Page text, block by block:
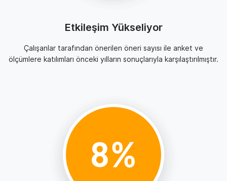
Etkileşim Yükseliyor
Çalışanlar tarafından önerilen öneri sayısı ile anket ve
ölçümlere katılımları önceki yılların sonuçlarıyla karşılaştırılmıştır.